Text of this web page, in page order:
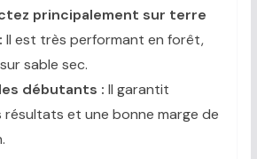
principalement sur terre
Il est très performant en forêt,
sable sec.
débutants : Il garantit
résultats et une bonne marge de